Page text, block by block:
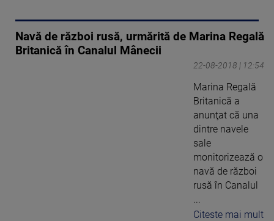
Navă de război rusă, urmărită de Marina Regală
Britanică în Canalul Mânecii
22-08-2018 | 12:54
Marina Regală
Britanică a
anunţat că una
dintre navele
sale
monitorizează o
navă de război
rusă în Canalul
...
Citeste mai mult